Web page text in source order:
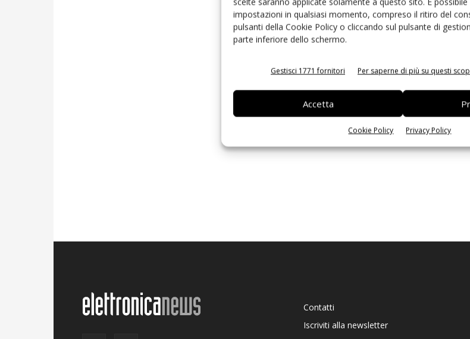
impostazioni in qualsiasi momento, compreso il ritiro del
pulsanti della Cookie Policy o cliccando sul pulsante di
parte inferiore dello schermo.
Gestisci 1771 fornitori Per saperne di più su questi
Accetta
Cookie Policy Privacy Policy
Contatti
Iscriviti alla newsletter